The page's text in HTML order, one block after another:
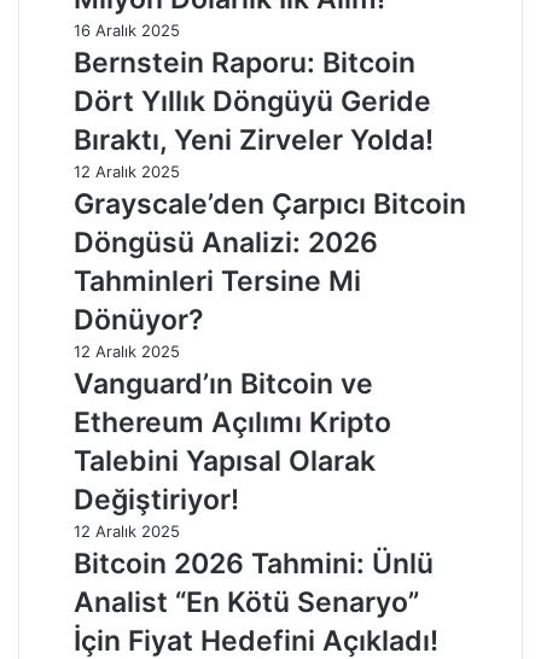
16 Aralık 2025
Bernstein Raporu: Bitcoin
Dört Yıllık Döngüyü Geride
Bıraktı, Yeni Zirveler Yolda!
12 Aralık 2025
Grayscale’den Çarpıcı Bitcoin
Döngüsü Analizi: 2026
Tahminleri Tersine Mi
Dönüyor?
12 Aralık 2025
Vanguard’ın Bitcoin ve
Ethereum Açılımı Kripto
Talebini Yapısal Olarak
Değiştiriyor!
12 Aralık 2025
Bitcoin 2026 Tahmini: Ünlü
Analist “En Kötü Senaryo”
İçin Fiyat Hedefini Açıkladı!